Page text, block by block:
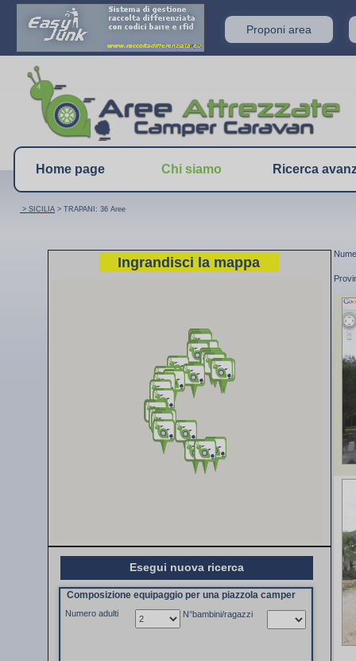
Proponi area
Home page Chi siamo Ricerca
Ingrandisci la mappa
Esegui nuova ricerca
Composizione equipaggio per una piazzola camper
Numero adulti N°bambini/ragazzi
> SICILIA > TRAPANI: 36 Aree